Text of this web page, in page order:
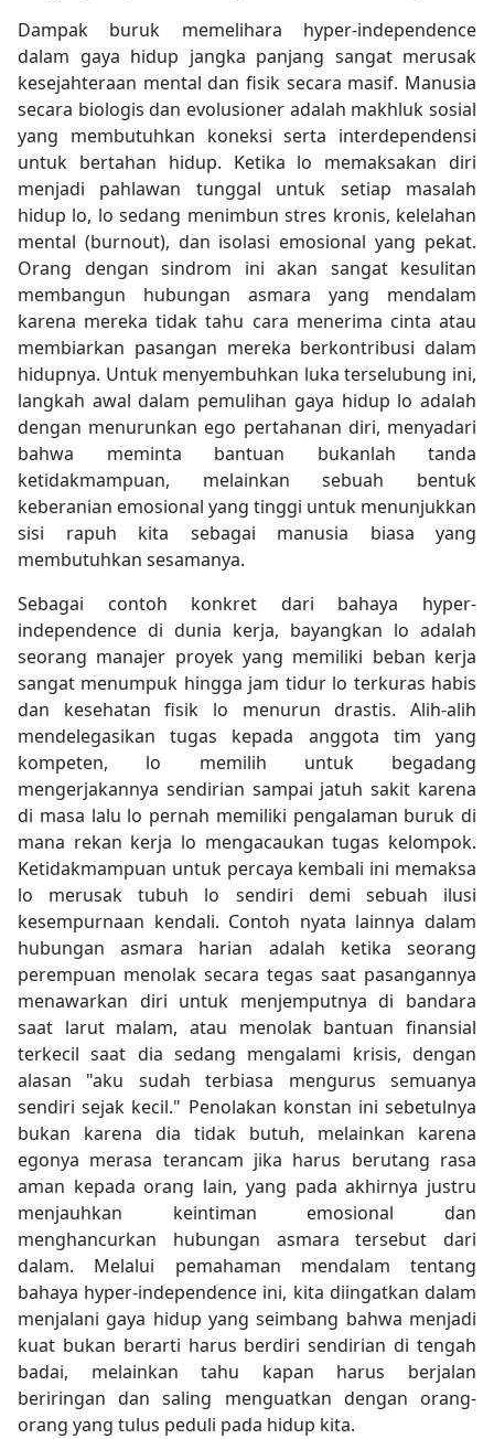
Dampak buruk memelihara hyper-independence
dalam gaya hidup jangka panjang sangat merusak
kesejahteraan mental dan fisik secara masif. Manusia
secara biologis dan evolusioner adalah makhluk sosial
yang membutuhkan koneksi serta interdependensi
untuk bertahan hidup. Ketika lo memaksakan diri
menjadi pahlawan tunggal untuk setiap masalah
hidup lo, lo sedang menimbun stres kronis, kelelahan
mental (burnout), dan isolasi emosional yang pekat.
Orang dengan sindrom ini akan sangat kesulitan
membangun hubungan asmara yang mendalam
karena mereka tidak tahu cara menerima cinta atau
membiarkan pasangan mereka berkontribusi dalam
hidupnya. Untuk menyembuhkan luka terselubung ini,
langkah awal dalam pemulihan gaya hidup lo adalah
dengan menurunkan ego pertahanan diri, menyadari
bahwa meminta bantuan bukanlah tanda
ketidakmampuan, melainkan sebuah bentuk
keberanian emosional yang tinggi untuk menunjukkan
sisi rapuh kita sebagai manusia biasa yang
membutuhkan sesamanya.
Sebagai contoh konkret dari bahaya hyper-
independence di dunia kerja, bayangkan lo adalah
seorang manajer proyek yang memiliki beban kerja
sangat menumpuk hingga jam tidur lo terkuras habis
dan kesehatan fisik lo menurun drastis. Alih-alih
mendelegasikan tugas kepada anggota tim yang
kompeten, lo memilih untuk begadang
mengerjakannya sendirian sampai jatuh sakit karena
di masa lalu lo pernah memiliki pengalaman buruk di
mana rekan kerja lo mengacaukan tugas kelompok.
Ketidakmampuan untuk percaya kembali ini memaksa
lo merusak tubuh lo sendiri demi sebuah ilusi
kesempurnaan kendali. Contoh nyata lainnya dalam
hubungan asmara harian adalah ketika seorang
perempuan menolak secara tegas saat pasangannya
menawarkan diri untuk menjemputnya di bandara
saat larut malam, atau menolak bantuan finansial
terkecil saat dia sedang mengalami krisis, dengan
alasan "aku sudah terbiasa mengurus semuanya
sendiri sejak kecil." Penolakan konstan ini sebetulnya
bukan karena dia tidak butuh, melainkan karena
egonya merasa terancam jika harus berutang rasa
aman kepada orang lain, yang pada akhirnya justru
menjauhkan keintiman emosional dan
menghancurkan hubungan asmara tersebut dari
dalam. Melalui pemahaman mendalam tentang
bahaya hyper-independence ini, kita diingatkan dalam
menjalani gaya hidup yang seimbang bahwa menjadi
kuat bukan berarti harus berdiri sendirian di tengah
badai, melainkan tahu kapan harus berjalan
beriringan dan saling menguatkan dengan orang-
orang yang tulus peduli pada hidup kita.